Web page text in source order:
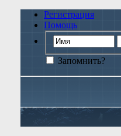
Регистрация
Помощь
Запомнить?